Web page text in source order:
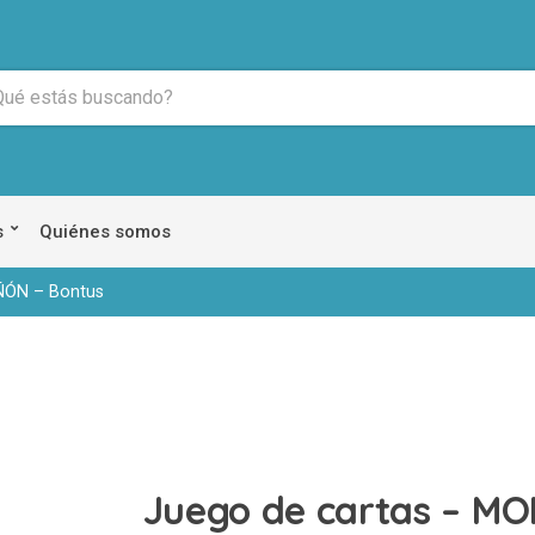
Quiénes somos
– Bontus
Juego de cartas –